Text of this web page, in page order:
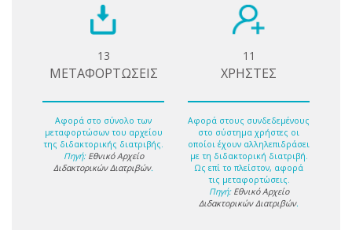
13
ΜΕΤΑΦΟΡΤΩΣΕΙΣ
Αφορά στο σύνολο των
μεταφορτώσων του αρχείου
της διδακτορικής διατριβής.
Πηγή: Εθνικό Αρχείο
Διδακτορικών Διατριβών.
11
ΧΡΗΣΤΕΣ
Αφορά στους συνδεδεμένους
στο σύστημα χρήστες οι
οποίοι έχουν αλληλεπιδράσει
με τη διδακτορική διατριβή.
Ως επί το πλείστον, αφορά
τις μεταφορτώσεις.
Πηγή: Εθνικό Αρχείο
Διδακτορικών Διατριβών.